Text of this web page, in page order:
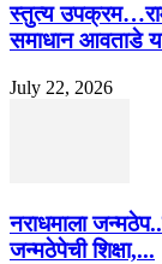
स्तुत्य
समाधान आवताडे
July 22, 2026
नराधमाला
जन्मठेपेची शिक्षा,...